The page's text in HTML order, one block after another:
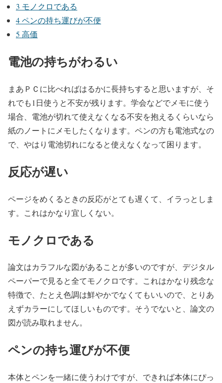
3 モノクロである
4ペンの持ち運びが不便
5 高価
電池の持ちがわるい
まあＰＣに比べればはるかに長持ちすると思いますが、そ
れでも1日使うと不安が残ります。学会などでメモに使う
場合、電池が切れて使えなくなる不安を抱えるくらいなら
紙のノートにメモしたくなります。ペンの方も電池式なの
で、やはり電池切れになると使えなくなって困ります。
反応が遅い
ページをめくるときの反応がとても遅くて、イラっとしま
す。これはかなり宜しくない。
モノクロである
論文はカラフルな図があることが多いのですが、デジタル
ペーパーで見ると全てモノクロです。これはかなり残念な
特徴で、たとえ色調は鮮やかでなくてもいいので、とりあ
えずカラーにしてほしいものです。そうでないと、論文の
図が読み取れません。
ペンの持ち運びが不便
本体とペンを一緒に使うわけですが、できれば本体にぴっ